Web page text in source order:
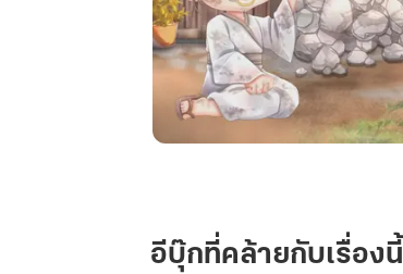
ใหม่
ใน
อีบุ๊กที่คล้ายกับเรื่องนี้